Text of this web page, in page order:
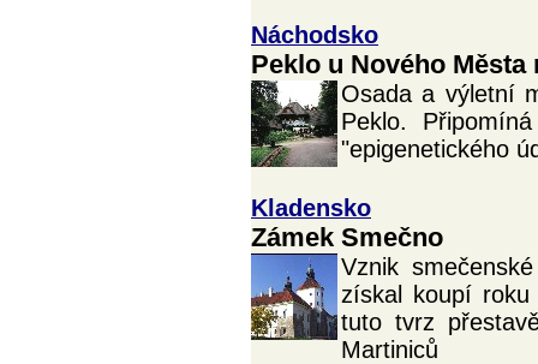
Náchodsko
Peklo u Nového Města
Osada a výletní
Peklo.
"epigenetického
Kladensko
Zámek Smečno
Vznik
získal koupí
tuto tvrz
Martiniců